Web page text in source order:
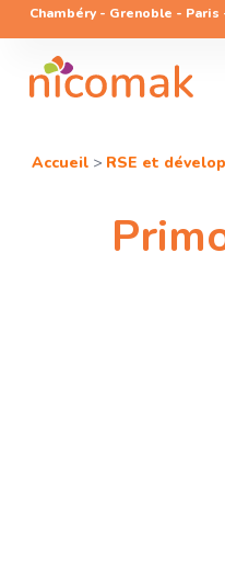
Chambéry - Grenoble - Paris
Accueil> RSE et